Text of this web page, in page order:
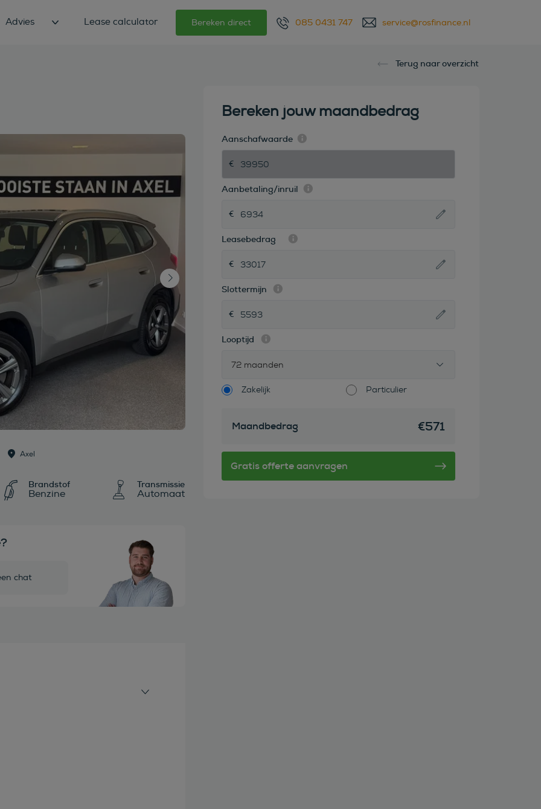
Advies Lease calculator Bereken direct 085 0431 747 service@rosfinance.nl
Terug naar overzicht
Axel
Brandstof
Benzine
Transmissie
Automaat
chat
Bereken jouw maandbedrag
Aanschafwaarde
Aanbetaling/inruil
Leasebedrag
Slottermijn
Looptijd
72 maanden
Zakelijk Particulier
Maandbedrag €571